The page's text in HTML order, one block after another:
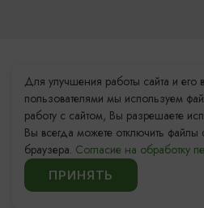
Контакты Туристского
информационного центра
+7 (4012) 555-200
8 (800) 200-55-39
info@visit-
Для улучшения работы сайта и его
пользователями мы используем
работу с сайтом, Вы разрешаете
Вы всегда можете отключить
браузера. Согласие на обработку
ПРИНЯТЬ